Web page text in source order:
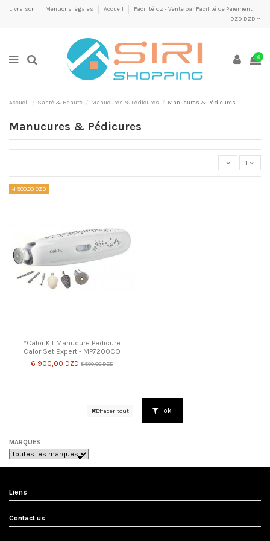
Livraison Mentions légales Accueil
Facilité dz - Vente par Facilité de Paiement
DZD DZD
0
Accueil Santé & Beauté Manucures & Pédicures Manucures & Pédicures
Manucures & Pédicures
1
-1 900,00 DZD
*Calor Kit Manucure Pedicure
Calor Set Expert - MP7200CO
6 900,00 DZD 8 800,00 DZD
Effacer tout ok
MARQUES
Liens
Contact us